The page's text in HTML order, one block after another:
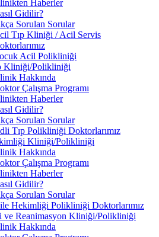
Haberler
Gidilir?
Sorulan Sorular
Tıp Kliniği / Acil Servis
Acil Polikliniği
Kliniği/Polikliniği
Hakkında
Çalışma Programı
Haberler
Gidilir?
Sorulan Sorular
Tıp Polikliniği Doktorlarımız
Kliniği/Polikliniği
Hakkında
Çalışma Programı
Haberler
Gidilir?
Sorulan Sorular
Hekimliği Polikliniği Doktorlarımız
ve Reanimasyon Kliniği/Polikliniği
Hakkında